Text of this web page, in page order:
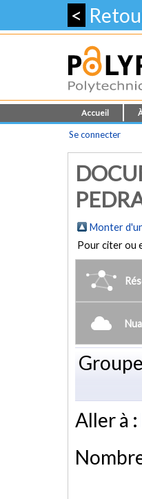
<
Accueil
Se connecter
Monter
Pour citer ou
Aller à :